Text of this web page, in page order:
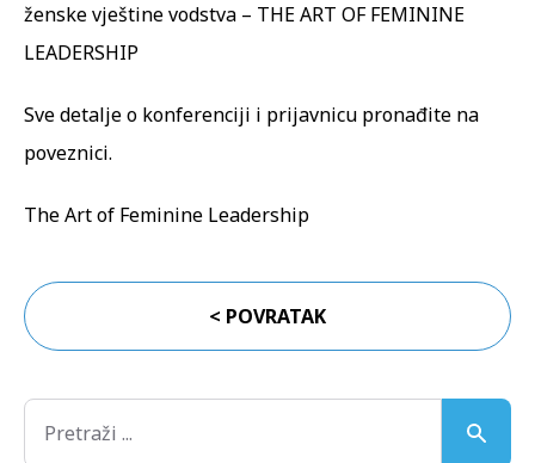
ženske vještine vodstva – THE ART OF FEMININE
LEADERSHIP
Sve detalje o konferenciji i prijavnicu pronađite na
poveznici.
The Art of Feminine Leadership
< POVRATAK